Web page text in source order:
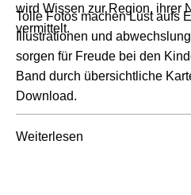
wird Wissen zur Region, ihrer
vermittelt.
Tolle Fotos machen Lust aufs
Illustrationen und
sorgen für Freude bei den
Band durch übersichtliche
Download.
Weiterlesen